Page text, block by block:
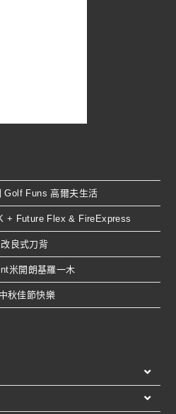
Golf Funs 高爾夫生活
+ Future Flex & FireExpress
良式刀背
米開朗基羅一木
秋佳節快樂